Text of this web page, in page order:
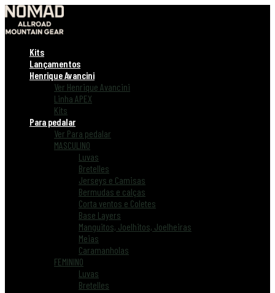
Kits
Lançamentos
Henrique Avancini
Ver Henrique Avancini
Linha APEX
Kits
Para pedalar
Ver Para pedalar
MASCULINO
Luvas
Bretelles
Jerseys e Camisas
Bermudas e calças
Corta ventos e Coletes
Base Layers
Manguitos, Joelhitos, Joelheiras
Meias
Caramanholas
FEMININO
Luvas
Bretelles